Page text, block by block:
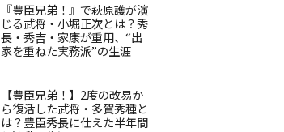
『豊臣兄弟！』で萩原護が演
じる武将・小堀正次とは？秀
長・秀吉・家康が重用、“出
家を重ねた実務派”の生涯
【豊臣兄弟！】2度の改易か
ら復活した武将・多賀秀種と
は？豊臣秀長に仕えた半年間